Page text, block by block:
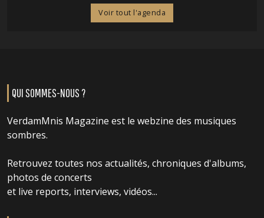
Voir tout l'agenda
QUI SOMMES-NOUS ?
VerdamMnis Magazine est le webzine des musiques
sombres.
Retrouvez toutes nos actualités, chroniques d'albums,
photos de concerts
et live reports, interviews, vidéos...